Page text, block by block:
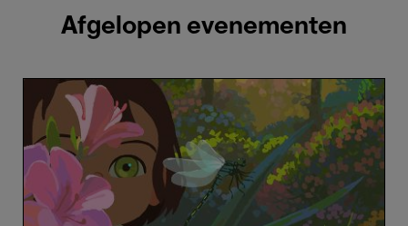
Afgelopen evenementen
Little
Amélie
Maïlys
Vallade
&
Liane-
Cho
Han